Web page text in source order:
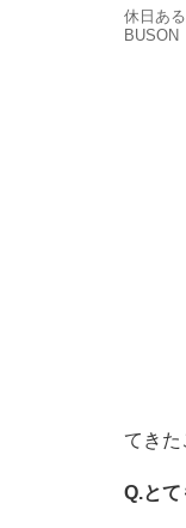
休日あ
BUSON
てきた
Q.とて